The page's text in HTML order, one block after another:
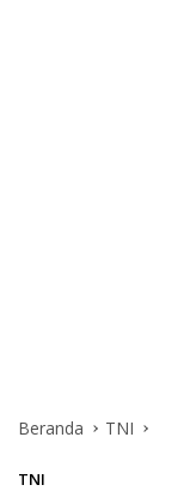
Beranda TNI
TNI